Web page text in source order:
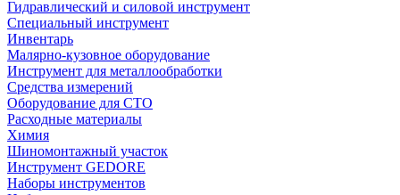
Гидравлический и силовой инструмент
Специальный инструмент
Инвентарь
Малярно-кузовное оборудование
Инструмент для металлообработки
Средства измерений
Оборудование для СТО
Расходные материалы
Химия
Шиномонтажный участок
Инструмент GEDORE
Наборы инструментов